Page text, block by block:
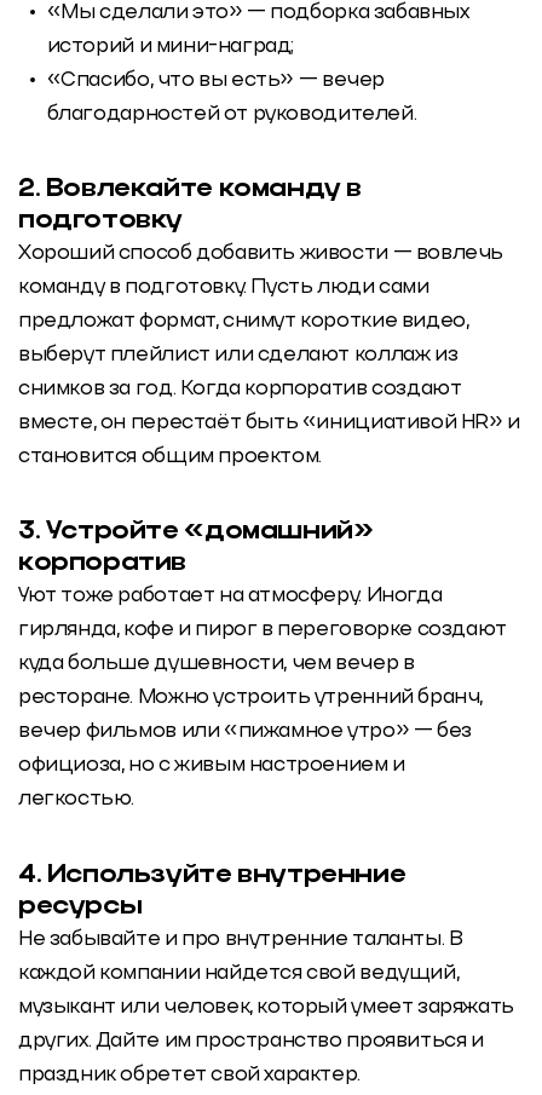
«Мы сделали это» — подборка забавных
историй и мини-наград;
«Спасибо, что вы есть» — вечер
благодарностей от руководителей.
2. Вовлекайте команду в
подготовку
Хороший способ добавить живости — вовлечь
команду в подготовку. Пусть люди сами
предложат формат, снимут короткие видео,
выберут плейлист или сделают коллаж из
снимков за год. Когда корпоратив создают
вместе, он перестаёт быть «инициативой HR» и
становится общим проектом.
3. Устройте «домашний»
корпоратив
Уют тоже работает на атмосферу. Иногда
гирлянда, кофе и пирог в переговорке создают
куда больше душевности, чем вечер в
ресторане. Можно устроить утренний бранч,
вечер фильмов или «пижамное утро» — без
официоза, но с живым настроением и
легкостью.
4. Используйте внутренние
ресурсы
Не забывайте и про внутренние таланты. В
каждой компании найдется свой ведущий,
музыкант или человек, который умеет заряжать
других. Дайте им пространство проявиться и
праздник обретет свой характер.